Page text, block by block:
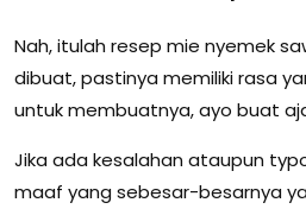
Nah, itulah resep mie nyemek
dibuat, pastinya memiliki rasa
untuk membuatnya, ayo buat
Jika ada kesalahan ataupun
maaf yang sebesar-besarnya